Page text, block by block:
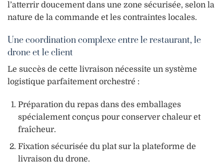
l’atterrir doucement dans une zone sécurisée, selon la
nature de la commande et les contraintes locales.
Une coordination complexe entre le restaurant, le
drone et le client
Le succès de cette livraison nécessite un système
logistique parfaitement orchestré :
Préparation du repas dans des emballages
spécialement conçus pour conserver chaleur et
fraîcheur.
Fixation sécurisée du plat sur la plateforme de
livraison du drone.